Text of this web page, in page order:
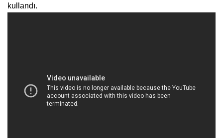
kullandı.